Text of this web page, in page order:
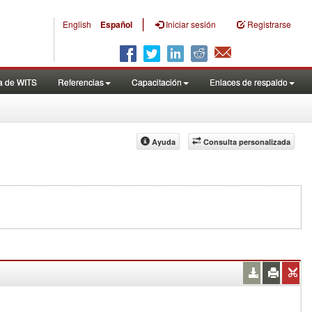
English Español | Iniciar sesión Registrarse
de WITS Referencias Capacitación Enlaces de respaldo
Consulta personalizada
Ayuda